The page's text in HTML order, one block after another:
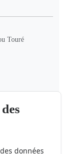
données
Touré